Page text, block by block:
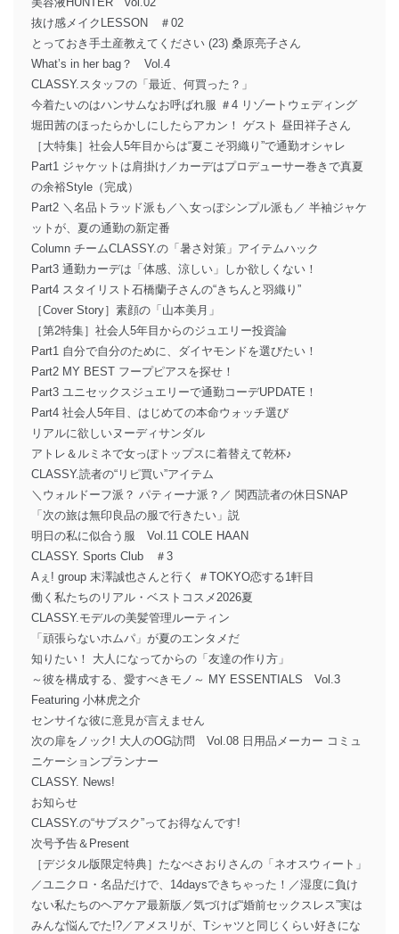
抜け感メイクLESSON ＃02
とっておき手土産教えてください (23) 桑原亮子さん
What’s in her bag？ Vol.4
CLASSY.スタッフの「最近、何買った？」
今着たいのはハンサムなお呼ばれ服 ＃4 リゾートウェディング
堀田茜のほったらかしにしたらアカン！ ゲスト 昼田祥子さん
［大特集］社会人5年目からは“夏こそ羽織り”で通勤オシャレ
Part1 ジャケットは肩掛け／カーデはプロデューサー巻きで真夏
の余裕Style（完成）
Part2 ＼名品トラッド派も／＼女っぽシンプル派も／ 半袖ジャケ
ットが、夏の通勤の新定番
Column チームCLASSY.の「暑さ対策」アイテムハック
Part3 通勤カーデは「体感、涼しい」しか欲しくない！
Part4 スタイリスト石橋蘭子さんの“きちんと羽織り”
［Cover Story］素顔の「山本美月」
［第2特集］社会人5年目からのジュエリー投資論
Part1 自分で自分のために、ダイヤモンドを選びたい！
Part2 MY BEST フープピアスを探せ！
Part3 ユニセックスジュエリーで通勤コーデUPDATE！
Part4 社会人5年目、はじめての本命ウォッチ選び
リアルに欲しいヌーディサンダル
アトレ＆ルミネで女っぽトップスに着替えて乾杯♪
CLASSY.読者の“リピ買い”アイテム
＼ウォルドーフ派？ パティーナ派？／ 関西読者の休日SNAP
「次の旅は無印良品の服で行きたい」説
明日の私に似合う服 Vol.11 COLE HAAN
CLASSY. Sports Club ＃3
Aぇ! group 末澤誠也さんと行く ＃TOKYO恋する1軒目
働く私たちのリアル・ベストコスメ2026夏
CLASSY.モデルの美髪管理ルーティン
「頑張らないホムパ」が夏のエンタメだ
知りたい！ 大人になってからの「友達の作り方」
～彼を構成する、愛すべきモノ～ MY ESSENTIALS Vol.3
Featuring 小林虎之介
センサイな彼に意見が言えません
次の扉をノック! 大人のOG訪問 Vol.08 日用品メーカー コミュ
ニケーションプランナー
CLASSY. News!
お知らせ
CLASSY.の“サブスク”ってお得なんです!
次号予告＆Present
［デジタル版限定特典］たなべさおりさんの「ネオスウィート」
／ユニクロ・名品だけで、14daysできちゃった！／湿度に負け
ない私たちのヘアケア最新版／気づけば“婚前セックスレス”実は
みんな悩んでた!?／アメスリが、Tシャツと同じくらい好きにな